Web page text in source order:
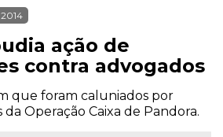
ação de
contra advogados
que foram caluniados por
Operação Caixa de Pandora.